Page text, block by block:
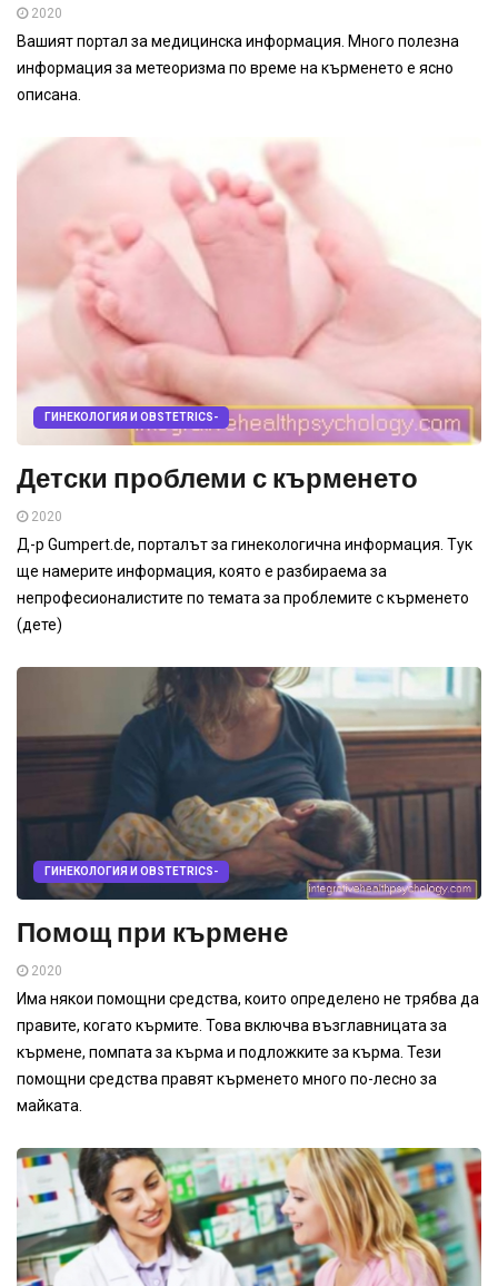
2020
Вашият портал за медицинска информация. Много полезна
информация за метеоризма по време на кърменето е ясно
описана.
ГИНЕКОЛОГИЯ И OBSTETRICS-
Детски проблеми с кърменето
2020
Д-р Gumpert.de, порталът за гинекологична информация. Тук
ще намерите информация, която е разбираема за
непрофесионалистите по темата за проблемите с кърменето
(дете)
ГИНЕКОЛОГИЯ И OBSTETRICS-
Помощ при кърмене
2020
Има някои помощни средства, които определено не трябва да
правите, когато кърмите. Това включва възглавницата за
кърмене, помпата за кърма и подложките за кърма. Тези
помощни средства правят кърменето много по-лесно за
майката.